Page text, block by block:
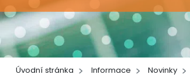
Úvodní stránka Informace Novinky